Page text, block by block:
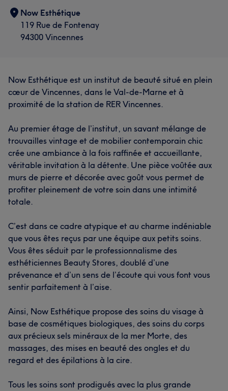
Now Esthétique
119 Rue de Fontenay
94300 Vincennes
Now Esthétique est un institut de beauté situé en plein
cœur de Vincennes, dans le Val-de-Marne et à
proximité de la station de RER Vincennes.
Au premier étage de l’institut, un savant mélange de
trouvailles vintage et de mobilier contemporain chic
crée une ambiance à la fois raffinée et accueillante,
véritable invitation à la détente. Une pièce voûtée aux
murs de pierre et décorée avec goût vous permet de
profiter pleinement de votre soin dans une intimité
totale.
C’est dans ce cadre atypique et au charme indéniable
que vous êtes reçus par une équipe aux petits soins.
Vous êtes séduit par le professionnalisme des
esthéticiennes Beauty Stores, doublé d’une
prévenance et d’un sens de l’écoute qui vous font vous
sentir parfaitement à l’aise.
Ainsi, Now Esthétique propose des soins du visage à
base de cosmétiques biologiques, des soins du corps
aux précieux sels minéraux de la mer Morte, des
massages, des mises en beauté des ongles et du
regard et des épilations à la cire.
Tous les soins sont prodigués avec la plus grande